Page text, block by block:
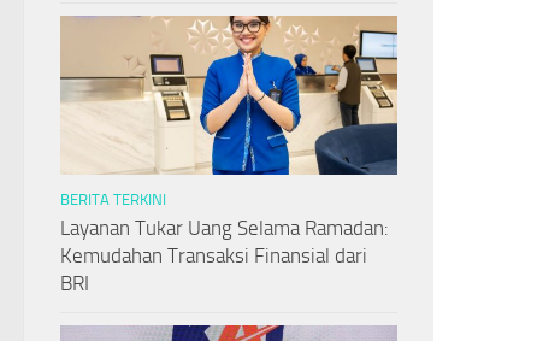
BERITA TERKINI
Layanan Tukar Uang Selama Ramadan:
Kemudahan Transaksi Finansial dari
BRI